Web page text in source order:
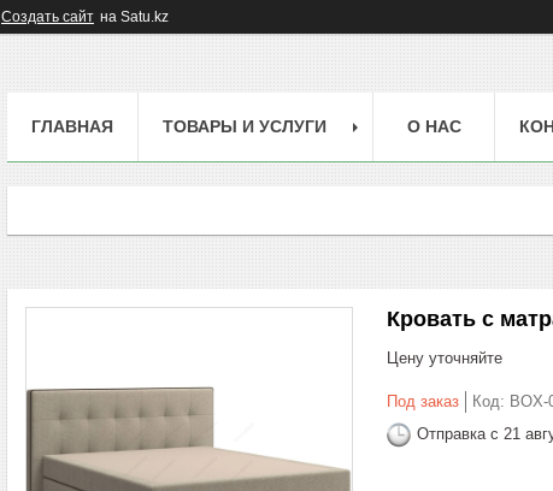
Создать сайт на Satu.kz
ГЛАВНАЯ ТОВАРЫ И УСЛУГИ О НАС
Кровать с
Цену уточняйте
Под заказ Код: BOX-
Отправка с 21